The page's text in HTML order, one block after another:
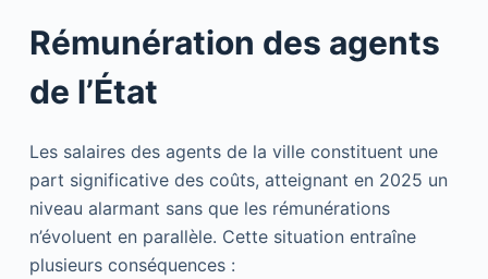
Rémunération des agents
de l’État
Les salaires des agents de la ville constituent une
part significative des coûts, atteignant en 2025 un
niveau alarmant sans que les rémunérations
n’évoluent en parallèle. Cette situation entraîne
plusieurs conséquences :